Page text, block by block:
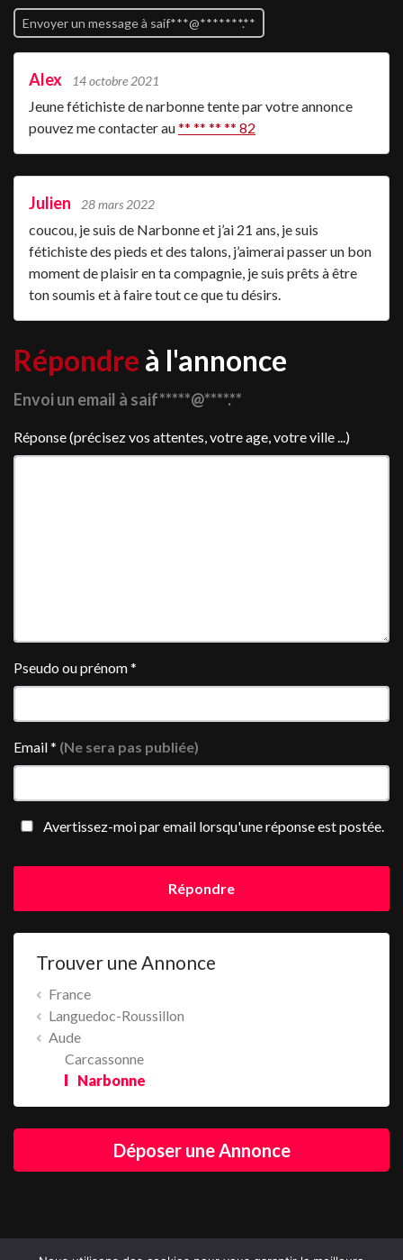
Envoyer un message à saif***@*******.**
Alex 14 octobre 2021
Jeune fétichiste de narbonne tente par votre annonce
pouvez me contacter au** ** ** ** 82
Julien 28 mars 2022
coucou, je suis de Narbonne et j’ai 21 ans, je suis
fétichiste des pieds et des talons, j’aimerai passer un bon
moment de plaisir en ta compagnie, je suis prêts à être
ton soumis et à faire tout ce que tu désirs.
Répondre à l'annonce
Envoi un email à saif*****@****.**
Réponse (précisez vos attentes, votre age, votre ville ...)
Pseudo ou prénom*
Email* (Ne sera pas publiée)
Avertissez-moi par email lorsqu'une réponse est postée.
Répondre
Trouver une Annonce
France
Languedoc-Roussillon
Aude
Carcassonne
Narbonne
Déposer une Annonce